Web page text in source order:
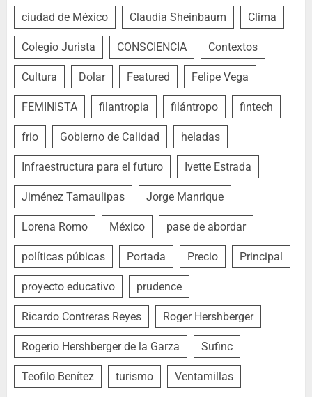
ciudad de México Claudia Sheinbaum Clima
Colegio Jurista CONSCIENCIA Contextos
Cultura Dolar Featured Felipe Vega
FEMINISTA filantropia filántropo fintech
frio Gobierno de Calidad heladas
Infraestructura para el futuro Ivette Estrada
Jiménez Tamaulipas Jorge Manrique
Lorena Romo México pase de abordar
políticas púbicas Portada Precio Principal
proyecto educativo prudence
Ricardo Contreras Reyes Roger Hershberger
Rogerio Hershberger de la Garza Sufinc
Teofilo Benítez turismo Ventamillas